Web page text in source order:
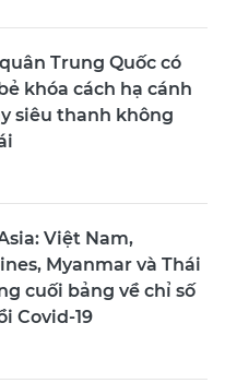
Trung Quốc có
khóa cách hạ cánh
siêu thanh không
Việt Nam,
Myanmar và Thái
cuối bảng về chỉ số
Covid-19